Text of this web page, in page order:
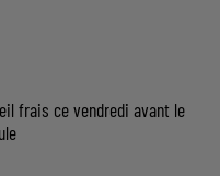
frais ce vendredi avant le